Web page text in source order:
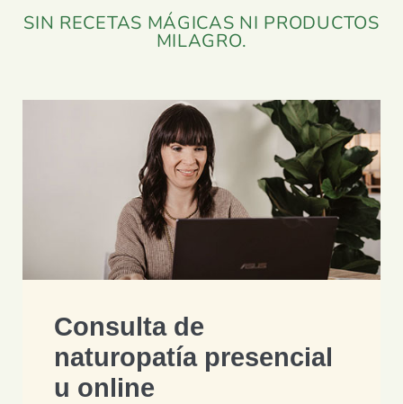
SIN RECETAS MÁGICAS NI PRODUCTOS
MILAGRO.
Consulta de
naturopatía presencial
u online